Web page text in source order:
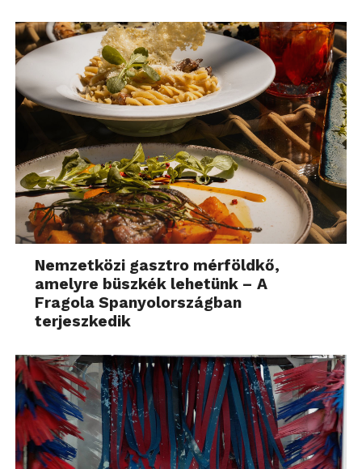
Nemzetközi gasztro mérföldkő,
amelyre büszkék lehetünk – A
Fragola Spanyolországban
terjeszkedik